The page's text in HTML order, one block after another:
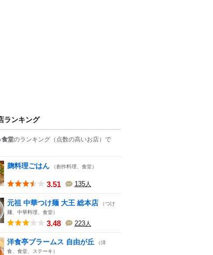
ランキング
食堂のランキング （点数の高いお店） で
麹料理ごはん （創作料理、食堂）
3.51 135人
元祖 中華つけ麺 大王 総本店 （つけ
麺、中華料理、食堂）
3.48 223人
洋食亭ブラームス 自由が丘 （洋
食、食堂、ステーキ）